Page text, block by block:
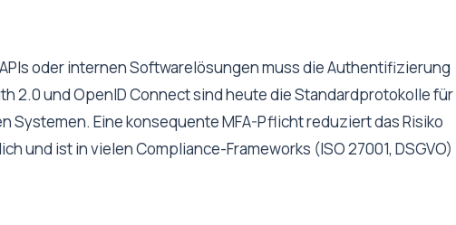
oder internen Softwarelösungen muss die Authentifizierung
2.0 und OpenID Connect sind heute die Standardprotokolle für
Eine konsequente MFA-Pflicht reduziert das Risiko
und ist in vielen Compliance-Frameworks (ISO 27001, DSGVO)